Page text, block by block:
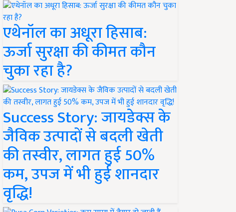
एथेनॉल का अधूरा हिसाब:
ऊर्जा सुरक्षा की कीमत कौन
चुका रहा है?
Success Story: जायडेक्स के
जैविक उत्पादों से बदली खेती
की तस्वीर, लागत हुई 50%
कम, उपज में भी हुई शानदार
वृद्धि!